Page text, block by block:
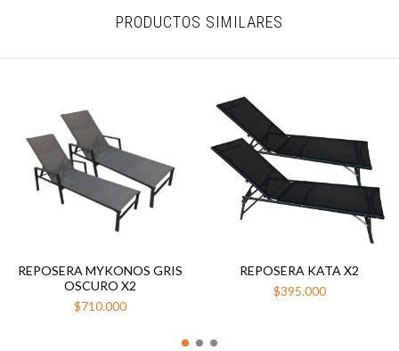
PRODUCTOS SIMILARES
REPOSERA MYKONOS GRIS
OSCURO X2
$710.000
REPOSERA KATA X2
$395.000